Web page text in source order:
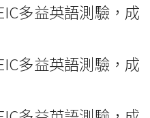
多益英語測驗，成
多益英語測驗，成